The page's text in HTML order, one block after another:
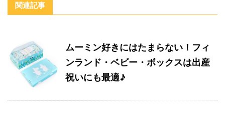
関連記事
ムーミン好きにはたまらない！フィ
ンランド・ベビー・ボックスは出産
祝いにも最適♪